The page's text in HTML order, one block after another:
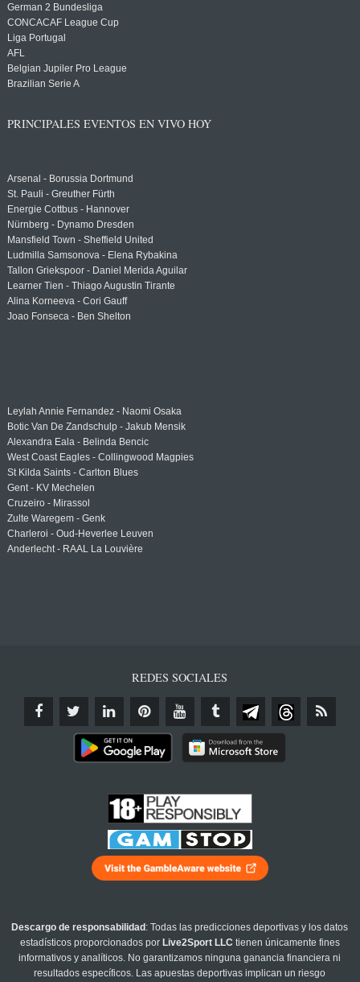
German 2 Bundesliga
CONCACAF League Cup
Liga Portugal
AFL
Belgian Jupiler Pro League
Brazilian Serie A
PRINCIPALES EVENTOS EN VIVO HOY
Arsenal - Borussia Dortmund
St. Pauli - Greuther Fürth
Energie Cottbus - Hannover
Nürnberg - Dynamo Dresden
Mansfield Town - Sheffield United
Ludmilla Samsonova - Elena Rybakina
Tallon Griekspoor - Daniel Merida Aguilar
Learner Tien - Thiago Augustin Tirante
Alina Korneeva - Cori Gauff
Joao Fonseca - Ben Shelton
Leylah Annie Fernandez - Naomi Osaka
Botic Van De Zandschulp - Jakub Mensik
Alexandra Eala - Belinda Bencic
West Coast Eagles - Collingwood Magpies
St Kilda Saints - Carlton Blues
Gent - KV Mechelen
Cruzeiro - Mirassol
Zulte Waregem - Genk
Charleroi - Oud-Heverlee Leuven
Anderlecht - RAAL La Louvière
REDES SOCIALES
Descargo de responsabilidad : Todas las predicciones deportivas y los datos
estadísticos proporcionados por Live2Sport LLC tienen únicamente fines
informativos y analíticos. No garantizamos ninguna ganancia financiera ni
resultados específicos. Las apuestas deportivas implican un riesgo